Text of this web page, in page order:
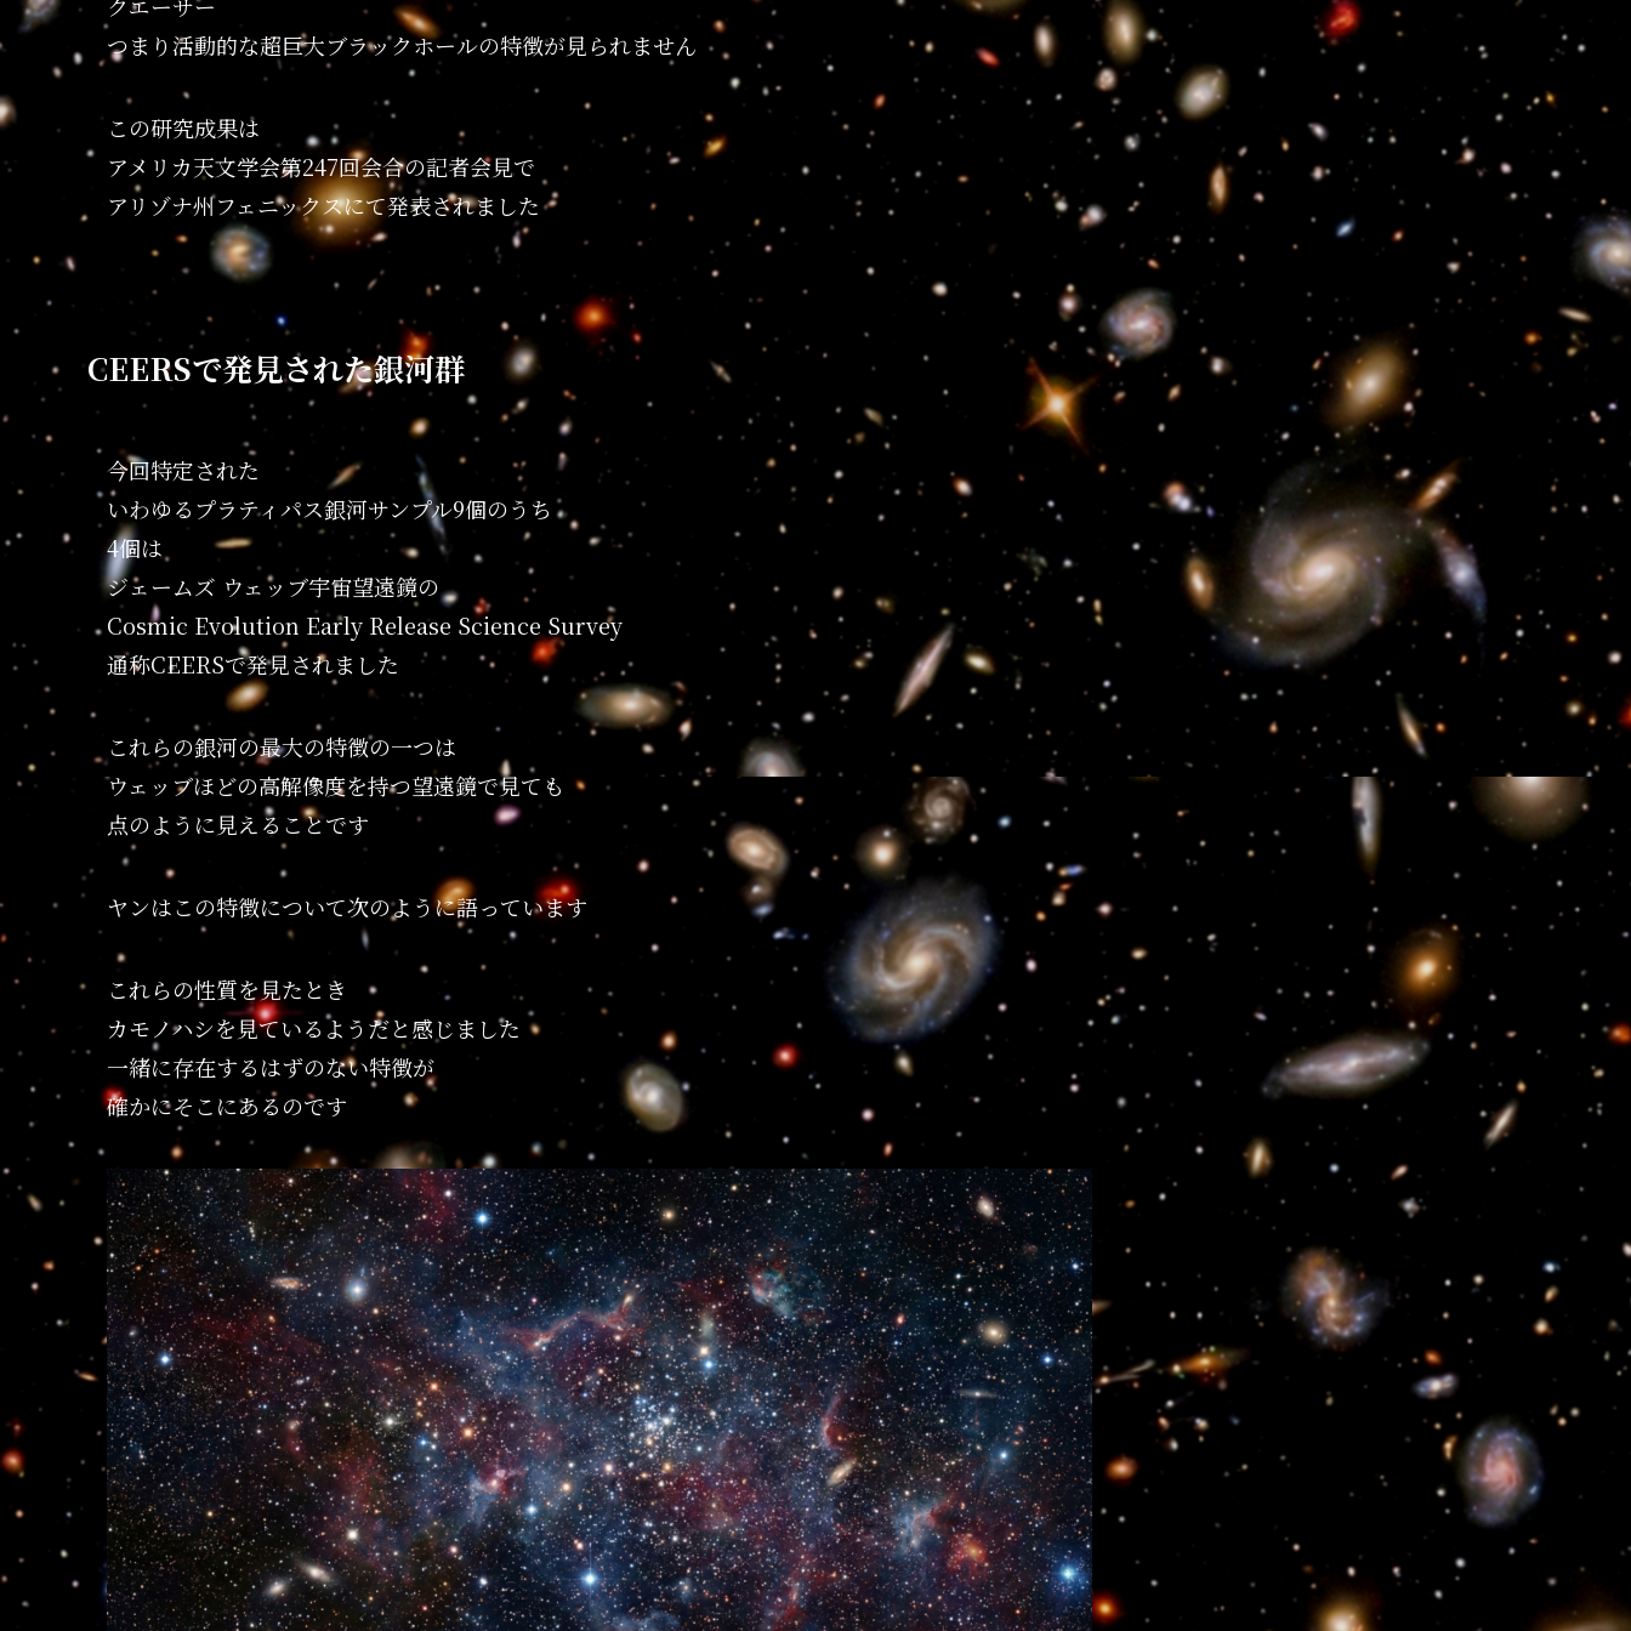
クエーサー
つまり活動的な超巨大ブラックホールの特徴が見られません
この研究成果は
アメリカ天文学会第247回会合の記者会見で
アリゾナ州フェニックスにて発表されました
CEERSで発見された銀河群
今回特定された
いわゆるプラティパス銀河サンプル9個のうち
4個は
ジェームズ ウェッブ宇宙望遠鏡の
Cosmic Evolution Early Release Science Survey
通称CEERSで発見されました
これらの銀河の最大の特徴の一つは
ウェッブほどの高解像度を持つ望遠鏡で見ても
点のように見えることです
ヤンはこの特徴について次のように語っています
これらの性質を見たとき
カモノハシを見ているようだと感じました
一緒に存在するはずのない特徴が
確かにそこにあるのです